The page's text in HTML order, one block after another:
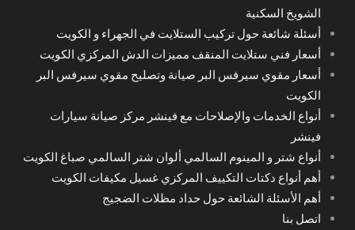
الشويخ السكنية
أسئلة شائعة حول تركيب الستلايت في الجهراء و الكويت
أسعار فني ستلايت المنقف مميزات الدش المركزي الكويت
أسعار مقوي سيرفس البر صيانة وتصليح مقوي سيرفس البر
الكويت
أنواع الخدمات والإصلاحات مع فينشر مركز صيانة سيارات
فينشر
أنواع شتر و المينوم السالمي ألوان شتر السالمي صباغ الكويت
أهم أنواع دكتات التكييف المركزي غسيل مكيفات الكويت
أهم الأسئلة الشائعة حول حداد مظلات الضجيج
اتصل بنا